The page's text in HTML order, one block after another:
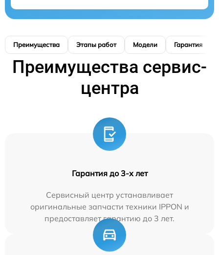
Преимущества Этапы работ Модели Гарантия
Преимущества сервис-
центра
Гарантия до 3-х лет
Сервисный центр устанавливает
оригинальные запчасти техники IPPON и
предоставляет гарантию до 3 лет.